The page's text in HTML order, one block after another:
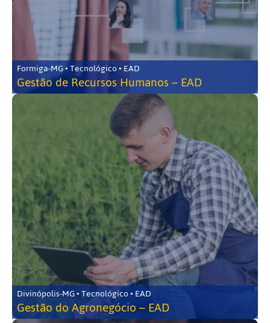
Formiga-MG • Tecnológico • EAD
Gestão de Recursos Humanos – EAD
Divinópolis-MG • Tecnológico • EAD
Gestão do Agronegócio – EAD